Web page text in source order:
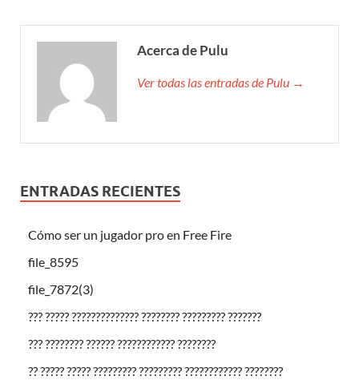
Acerca de Pulu
Ver todas las entradas de Pulu →
ENTRADAS RECIENTES
Cómo ser un jugador pro en Free Fire
file_8595
file_7872(3)
??? ????? ?????????????? ???????? ????????? ???????
??? ???????? ?????? ???????????? ????????
?? ????? ????? ????????? ????????? ???????????? ????????